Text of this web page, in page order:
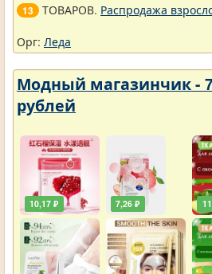
13 ТОВАРОВ. Распродажа
Орг: Леда
Модный магазинчик -
рублей
10,17 ₽ 7,26 ₽